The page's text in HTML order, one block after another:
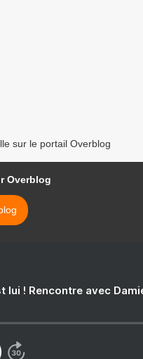
sur le portail Overblog
Overblog
lui ! Rencontre avec